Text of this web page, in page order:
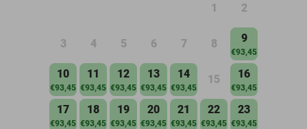
1 2
3 4 5 6 7 8 9
€93,45
10
€93,45
11
€93,45
12
€93,45
13
€93,45
14
€93,45
15 16
€93,45
17
€93,45
18
€93,45
19
€93,45
20
€93,45
21
€93,45
22
€93,45
23
€93,45